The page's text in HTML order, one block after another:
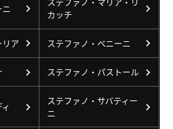
カッチ
ア ステファノ・ベニーニ
ステファノ・パストール
ステファノ・サバティー
ニ